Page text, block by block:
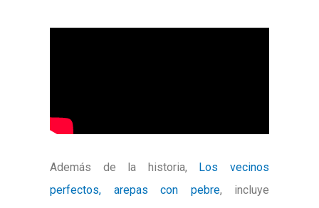
Además de la historia, Los vecinos
perfectos, arepas con pebre, incluye